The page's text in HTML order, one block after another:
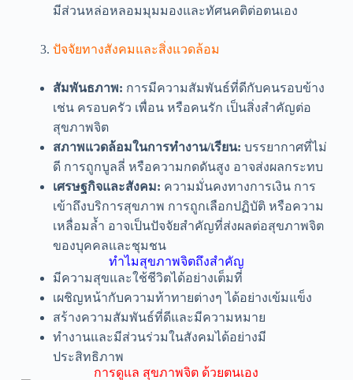
มีส่วนหล่อหลอมมุมมองและทัศนคติต่อตนเอง
ปัจจัยทางสังคมและสิ่งแวดล้อม
สัมพันธภาพ: การมีความสัมพันธ์ที่ดีกับคนรอบข้าง
เช่น ครอบครัว เพื่อน หรือคนรัก เป็นสิ่งสำคัญต่อ
สุขภาพจิต
สภาพแวดล้อมในการทำงาน/เรียน: บรรยากาศที่ไม่
ดี การถูกบูลลี่ หรือความกดดันสูง อาจส่งผลกระทบ
เศรษฐกิจและสังคม: ความมั่นคงทางการเงิน การ
เข้าถึงบริการสุขภาพ การถูกเลือกปฏิบัติ หรือความ
เหลื่อมล้ำ อาจเป็นปัจจัยสำคัญที่ส่งผลต่อสุขภาพจิต
ของบุคคลและชุมชน
ทำไมสุขภาพจิตถึงสำคัญ
มีความสุขและใช้ชีวิตได้อย่างเต็มที่
เผชิญหน้ากับความท้าทายต่างๆ ได้อย่างเข้มแข็ง
สร้างความสัมพันธ์ที่ดีและมีความหมาย
ทำงานและมีส่วนร่วมในสังคมได้อย่างมี
ประสิทธิภาพ
การดูแล สุขภาพจิต ด้วยตนเอง